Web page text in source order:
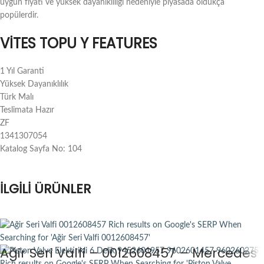
uygun fiyatı ve yüksek dayanıklılığı nedeniyle piyasada oldukça
popülerdir.
VITES TOPU Y FEATURES
1 Yıl Garanti
Yüksek Dayanıklılık
Türk Malı
Teslimata Hazır
ZF
1341307054
Katalog Sayfa No: 104
İLGILI ÜRÜNLER
Ağir Seri Valfi – 0012608457 – Mercedes